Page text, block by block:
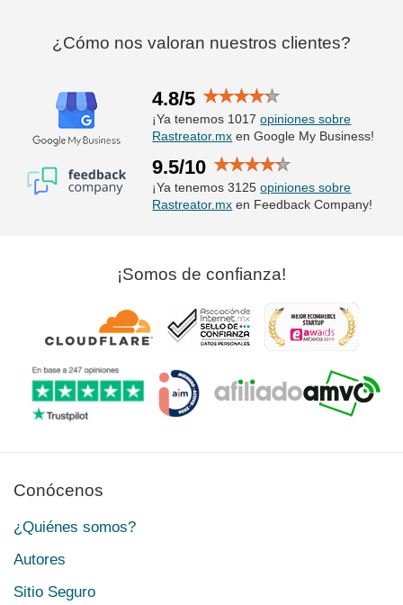
¿Cómo nos valoran nuestros clientes?
4.8/5
¡Ya tenemos 1017opiniones sobre
Rastreator.mx en Google My Business!
9.5/10
¡Ya tenemos 3125opiniones sobre
Rastreator.mx en Feedback Company!
¡Somos de confianza!
Conócenos
¿Quiénes somos?
Autores
Sitio Seguro